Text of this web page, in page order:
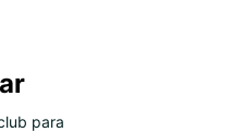
para